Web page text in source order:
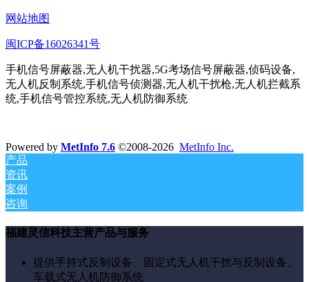
网站地图
闽ICP备16026341号
手机信号屏蔽器,无人机干扰器,5G考场信号屏蔽器,侦码设备,
无人机反制系统,手机信号侦测器,无人机干扰枪,无人机拦截系
统,手机信号管控系统,无人机防御系统
Powered by MetInfo 7.6 ©2008-2026 MetInfo Inc.
产品
资讯
案例
咨询
福建灵信科技主营产品与服务
提供手持式反制设备、固定式无人机干扰与反制设备、
车载式无人机防御系统